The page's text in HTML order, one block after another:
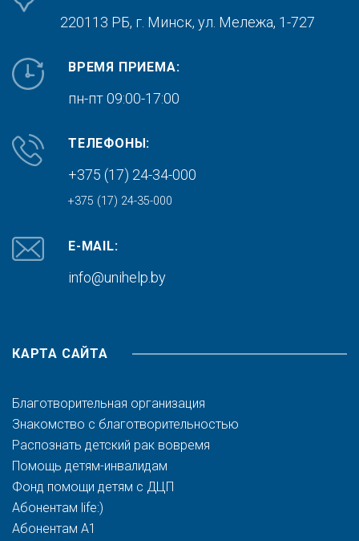
220113 РБ, г. Минск, ул. Мележа, 1-727
ВРЕМЯ ПРИЕМА:
пн-пт 09:00-17:00
ТЕЛЕФОНЫ:
+375 (17) 24-34-000
+375 (17) 24-35-000
E-MAIL:
info@unihelp.by
КАРТА САЙТА
Благотворительная организация
Знакомство с благотворительностью
Распознать детский рак вовремя
Помощь детям-инвалидам
Фонд помощи детям с ДЦП
Абонентам life:)
Абонентам A1